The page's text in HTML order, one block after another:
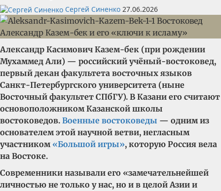
Сергей Синенко 27.06.2026
Александр Касимович Казем-бек (при рождении
Мухаммед Али) — российский учёный-востоковед,
первый декан факультета восточных языков
Санкт-Петербургского университета (ныне
Восточный факультет СПбГУ). В Казани его считают
основоположником Казанской школы
востоковедов. Военные востоковеды — одним из
основателем этой научной ветви, негласным
участником «Большой игры», которую Россия вела
на Востоке.
Современники называли его «замечательнейшей
личностью не только у нас, но и в целой Азии и